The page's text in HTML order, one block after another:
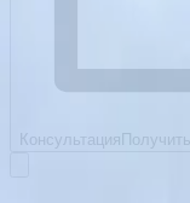
Консультация